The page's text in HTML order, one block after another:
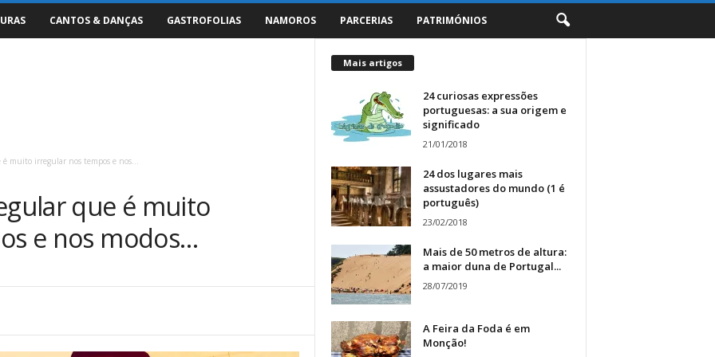
CANTOS & DANÇAS GASTROFOLIAS NAMOROS PARCERIAS PATRIMÓNIOS
muito irregular nos tempos e nos...
que é muito
e nos modos…
Mais artigos
24 curiosas expressões
portuguesas: a sua origem e
significado
21/01/2018
24 dos lugares mais
assustadores do mundo (1 é
português)
23/02/2018
Mais de 50 metros de altura:
a maior duna de Portugal...
28/07/2019
A Feira da Foda é em
Monção!